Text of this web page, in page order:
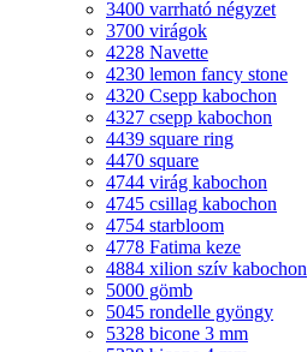
3400 varrható négyzet
3700 virágok
4228 Navette
4230 lemon fancy stone
4320 Csepp kabochon
4327 csepp kabochon
4439 square ring
4470 square
4744 virág kabochon
4745 csillag kabochon
4754 starbloom
4778 Fatima keze
4884 xilion szív kabochon
5000 gömb
5045 rondelle gyöngy
5328 bicone 3 mm